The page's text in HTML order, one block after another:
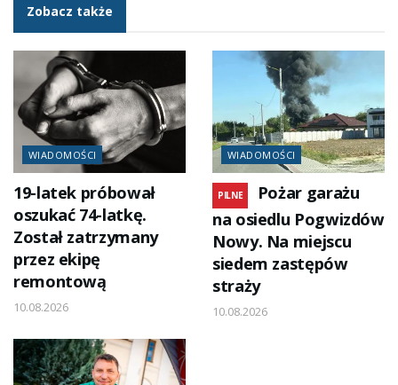
Zobacz także
WIADOMOŚCI
19-latek próbował
oszukać 74-latkę.
Został zatrzymany
przez ekipę
remontową
10.08.2026
WIADOMOŚCI
PILNE
Pożar garażu
na osiedlu Pogwizdów
Nowy. Na miejscu
siedem zastępów
straży
10.08.2026